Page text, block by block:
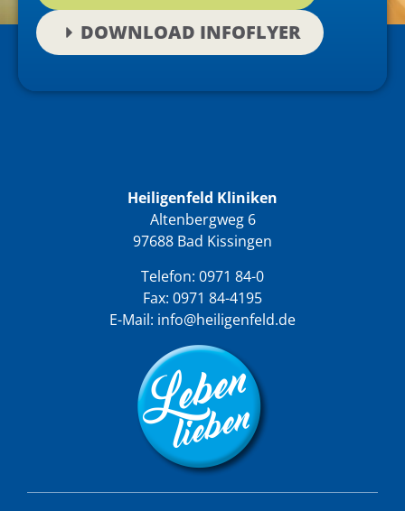
DOWNLOAD INFOFLYER
Heiligenfeld Kliniken
Altenbergweg 6
97688 Bad Kissingen
Telefon: 0971 84-0
Fax: 0971 84-4195
E-Mail: info@heiligenfeld.de